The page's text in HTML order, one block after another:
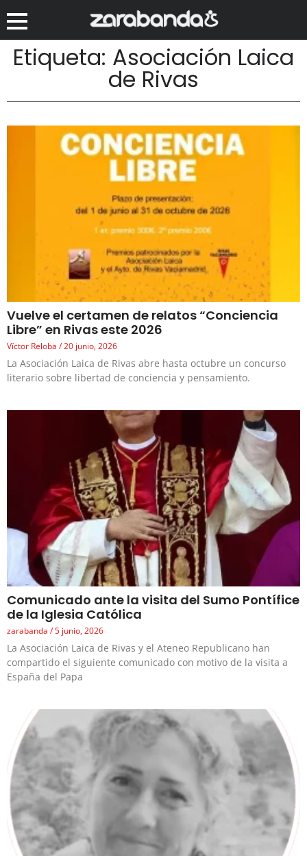
Etiqueta: Asociación Laica
de Rivas
Vuelve el certamen de relatos “Conciencia
Libre” en Rivas este 2026
Víctor Reloba 20 junio, 2026
La Asociación Laica de Rivas abre hasta octubre un concurso
literario sobre libertad de conciencia y pensamiento.
Comunicado ante la visita del Sumo Pontífice
de la Iglesia Católica
zarabanda 5 junio, 2026
La Asociación Laica de Rivas y el Ateneo Republicano han
compartido el siguiente comunicado con motivo de la visita a
España del Papa